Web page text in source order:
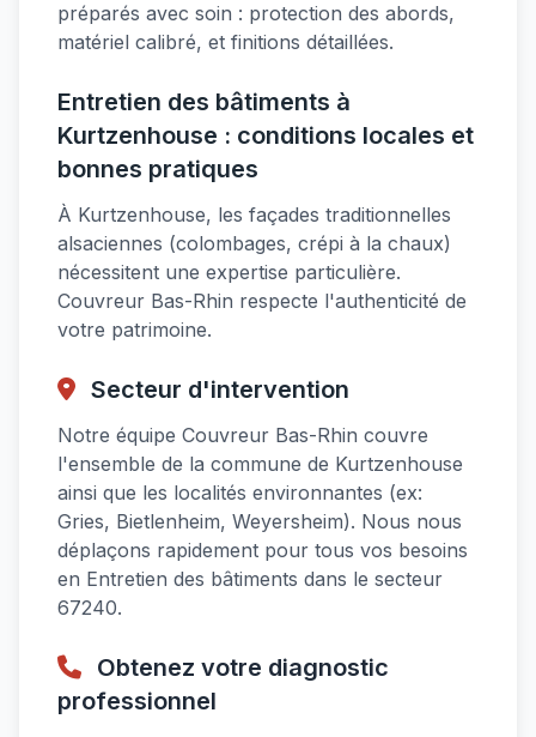
préparés avec soin : protection des abords,
matériel calibré, et finitions détaillées.
Entretien des bâtiments à
Kurtzenhouse : conditions locales et
bonnes pratiques
À Kurtzenhouse, les façades traditionnelles
alsaciennes (colombages, crépi à la chaux)
nécessitent une expertise particulière.
Couvreur Bas-Rhin respecte l'authenticité de
votre patrimoine.
Secteur d'intervention
Notre équipe Couvreur Bas-Rhin couvre
l'ensemble de la commune de Kurtzenhouse
ainsi que les localités environnantes (ex:
Gries, Bietlenheim, Weyersheim). Nous nous
déplaçons rapidement pour tous vos besoins
en Entretien des bâtiments dans le secteur
67240.
Obtenez votre diagnostic
professionnel